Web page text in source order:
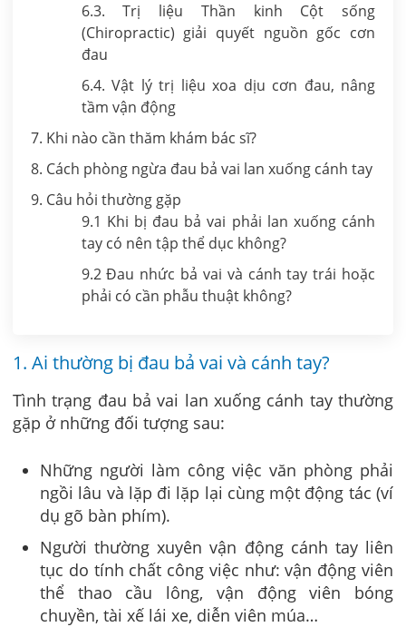
6.3. Trị liệu Thần kinh Cột sống
(Chiropractic) giải quyết nguồn gốc cơn
đau
6.4. Vật lý trị liệu xoa dịu cơn đau, nâng
tầm vận động
7. Khi nào cần thăm khám bác sĩ?
8. Cách phòng ngừa đau bả vai lan xuống cánh tay
9. Câu hỏi thường gặp
9.1 Khi bị đau bả vai phải lan xuống cánh
tay có nên tập thể dục không?
9.2 Đau nhức bả vai và cánh tay trái hoặc
phải có cần phẫu thuật không?
1. Ai thường bị đau bả vai và cánh tay?
Tình trạng đau bả vai lan xuống cánh tay thường
gặp ở những đối tượng sau:
Những người làm công việc văn phòng phải
ngồi lâu và lặp đi lặp lại cùng một động tác (ví
dụ gõ bàn phím).
Người thường xuyên vận động cánh tay liên
tục do tính chất công việc như: vận động viên
thể thao cầu lông, vận động viên bóng
chuyền, tài xế lái xe, diễn viên múa…